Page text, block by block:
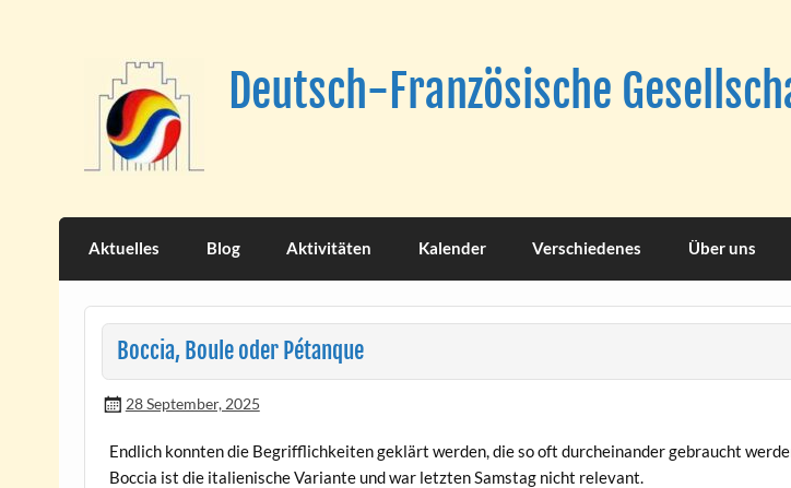
Deutsch-Französische
Aktuelles Blog Aktivitäten Kalender Verschiedenes Über uns
Boccia, Boule oder Pétanque
28 September, 2025
Endlich konnten die Begrifflichkeiten geklärt werden, die so oft durcheinander gebraucht
Boccia ist die italienische Variante und war letzten Samstag nicht relevant.